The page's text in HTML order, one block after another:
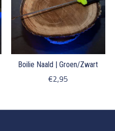
Boilie Naald | Groen/Zwart
€2,95